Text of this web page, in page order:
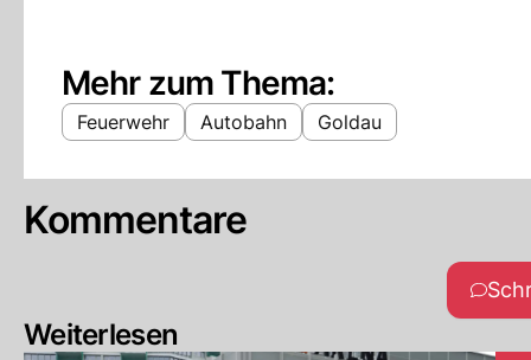
Mehr zum Thema:
Feuerwehr Autobahn Goldau
Kommentare
Weiterlesen